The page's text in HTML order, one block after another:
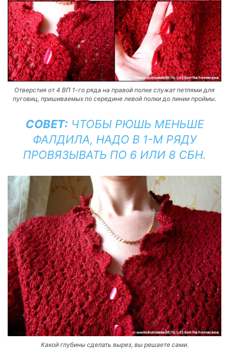
Отверстия от 4 ВП 1-го ряда на правой полке служат петлями для
пуговиц, пришиваемых по середине левой полки до линии проймы.
СОВЕТ: ЧТОБЫ РЮШЬ МЕНЬШЕ
ФАЛДИЛА, НАДО В 1-М РЯДУ
ПРОВЯЗЫВАТЬ ПО 6 ИЛИ 8 СБН.
Какой глубины сделать вырез, вы решаете сами.